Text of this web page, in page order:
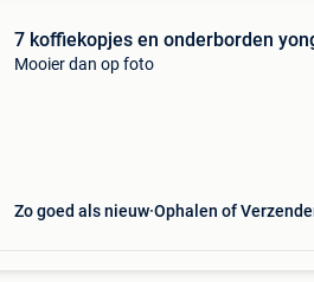
7 koffiekopjes en onderborden
Mooier dan op foto
Zo goed als nieuw Ophalen of